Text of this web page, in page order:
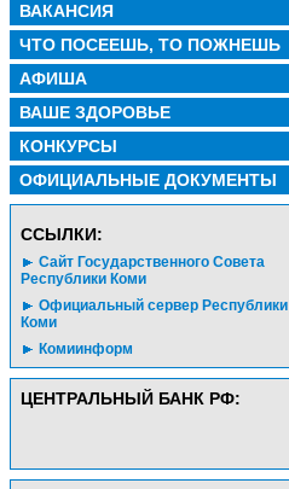
ВАКАНСИЯ
ЧТО ПОСЕЕШЬ, ТО ПОЖНЕШЬ
АФИША
ВАШЕ ЗДОРОВЬЕ
КОНКУРСЫ
ОФИЦИАЛЬНЫЕ ДОКУМЕНТЫ
CСЫЛКИ:
Сайт Государственного Совета
Республики Коми
Официальный сервер Республики
Коми
Комиинформ
ЦЕНТРАЛЬНЫЙ БАНК РФ: